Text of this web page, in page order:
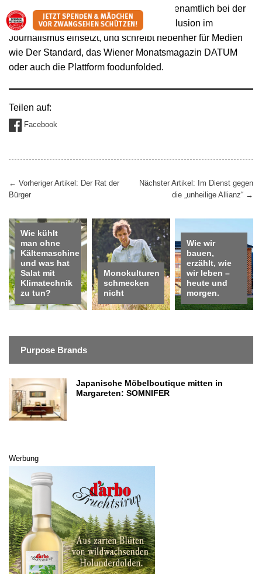
ORIGINAL Magazins, engagiert sich ehrenamtlich bei der
Redaktion „andererseits“, die sich für Inklusion im
Journalismus einsetzt, und schreibt nebenher für Medien
wie Der Standard, das Wiener Monatsmagazin DATUM
oder auch die Plattform foodunfolded.
Teilen auf:
Facebook
← Vorheriger Artikel: Der Rat der
Bürger
Nächster Artikel: Im Dienst gegen
die „unheilige Allianz“ →
Wie kühlt
man ohne
Kältemaschine
und was hat
Salat mit
Klimatechnik
zu tun?
Monokulturen
schmecken
nicht
Wie wir
bauen,
erzählt, wie
wir leben –
heute und
morgen.
Purpose Brands
Japanische Möbelboutique mitten in
Margareten: SOMNIFER
Werbung